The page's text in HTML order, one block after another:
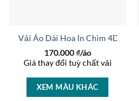
Vải Áo Dài Hoa In Chìm 4D Độc
170.000₫/áo
Giá thay đổi tuỳ chất vải
XEM MÀU KHÁC
Tuấn Độc Đáo AD